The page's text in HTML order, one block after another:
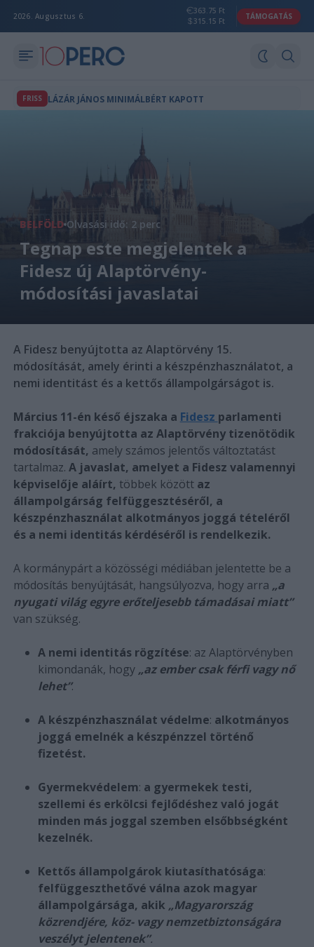
2026. Augusztus 6.
363.75 Ft
315.15 Ft
TÁMOGATÁS
FRISS LÁZÁR JÁNOS MINIMÁLBÉRT KAPOTT
BELFÖLD Olvasási idő: 2 perc
Tegnap este megjelentek a
Fidesz új Alaptörvény-
módosítási javaslatai
A Fidesz benyújtotta az Alaptörvény 15.
módosítását, amely érinti a készpénzhasználatot, a
nemi identitást és a kettős állampolgárságot is.
Március 11-én késő éjszaka a Fidesz parlamenti
frakciója benyújtotta az Alaptörvény tizenötödik
módosítását, amely számos jelentős változtatást
tartalmaz. A javaslat, amelyet a Fidesz valamennyi
képviselője aláírt, többek között az
állampolgárság felfüggesztéséről, a
készpénzhasználat alkotmányos joggá tételéről
és a nemi identitás kérdéséről is rendelkezik.
A kormánypárt a közösségi médiában jelentette be a
módosítás benyújtását, hangsúlyozva, hogy arra „a
nyugati világ egyre erőteljesebb támadásai miatt”
van szükség.
A nemi identitás rögzítése: az Alaptörvényben
kimondanák, hogy „az ember csak férfi vagy nő
lehet”.
A készpénzhasználat védelme: alkotmányos
joggá emelnék a készpénzzel történő
fizetést.
Gyermekvédelem: a gyermekek testi,
szellemi és erkölcsi fejlődéshez való jogát
minden más joggal szemben elsőbbségként
kezelnék.
Kettős állampolgárok kiutasíthatósága:
felfüggeszthetővé válna azok magyar
állampolgársága, akik „Magyarország
közrendjére, köz- vagy nemzetbiztonságára
veszélyt jelentenek”.